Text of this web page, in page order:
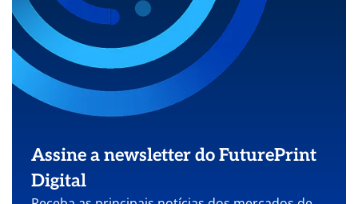
Assine a newsletter do FuturePrint
Digital